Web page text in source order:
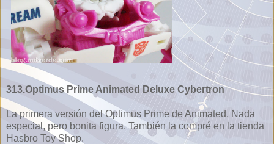
313.Optimus Prime Animated Deluxe Cybertron
La primera versión del Optimus Prime de Animated. Nada
especial, pero bonita figura. También la compré en la tienda
Hasbro Toy Shop.